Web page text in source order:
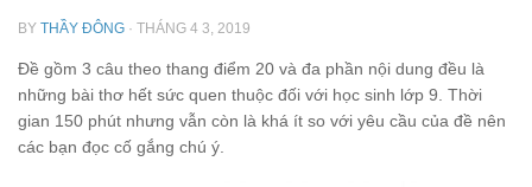
BY THẦY ĐÔNG · THÁNG 4 3, 2019
Đề gồm 3 câu theo thang điểm 20 và đa phần nội dung đều là
những bài thơ hết sức quen thuộc đối với học sinh lớp 9. Thời
gian 150 phút nhưng vẫn còn là khá ít so với yêu cầu của đề nên
các bạn đọc cố gắng chú ý.